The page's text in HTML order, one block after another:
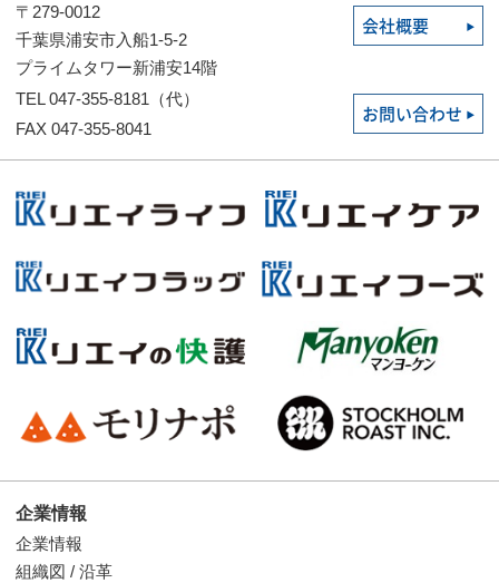
〒279-0012
千葉県浦安市入船1-5-2
プライムタワー新浦安14階
会社概要
TEL 047-355-8181（代）
FAX 047-355-8041
お問い合わせ
企業情報
企業情報
組織図 / 沿革